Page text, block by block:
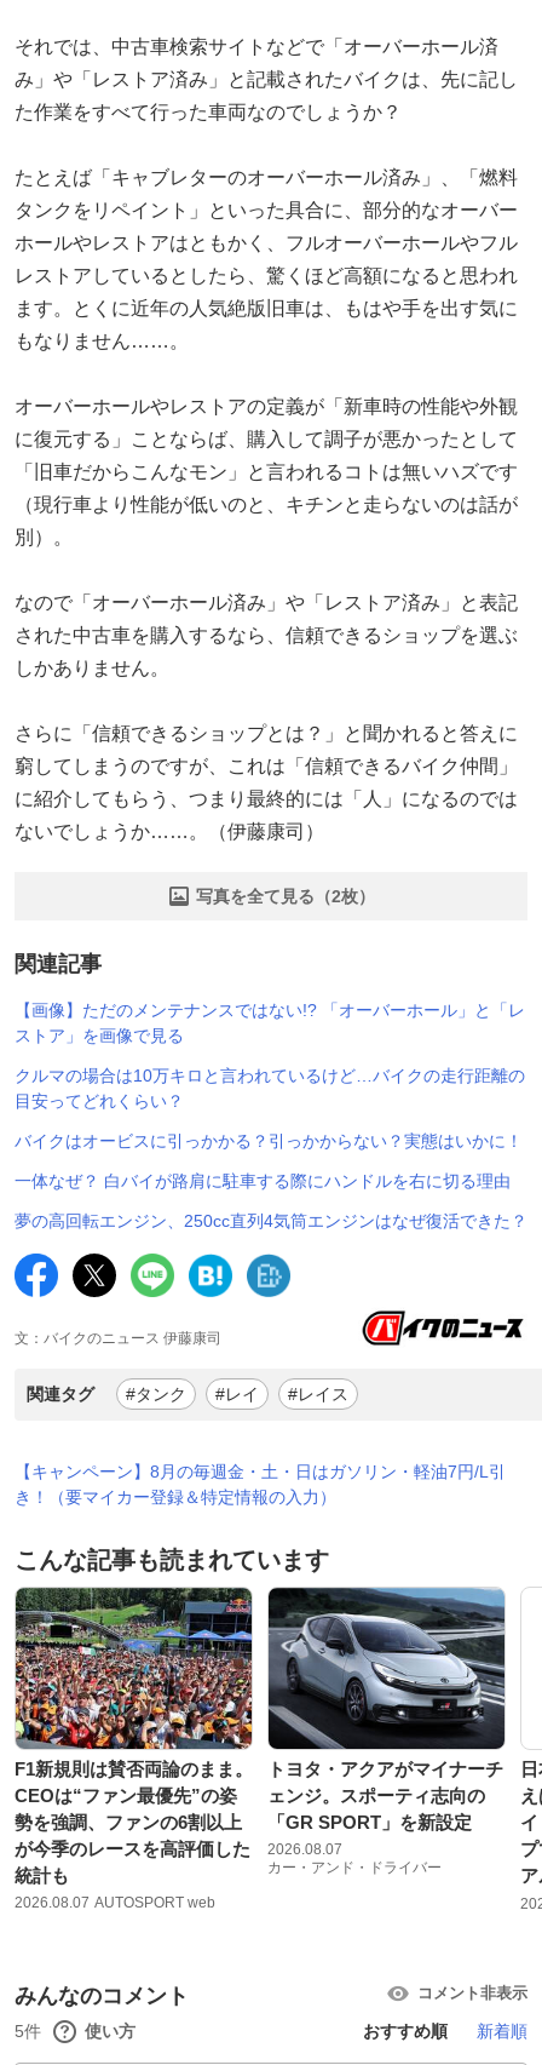
それでは、中古車検索サイトなどで「オーバーホール済
み」や「レストア済み」と記載されたバイクは、先に記し
た作業をすべて行った車両なのでしょうか？
たとえば「キャブレターのオーバーホール済み」、「燃料
タンクをリペイント」といった具合に、部分的なオーバー
ホールやレストアはともかく、フルオーバーホールやフル
レストアしているとしたら、驚くほど高額になると思われ
ます。とくに近年の人気絶版旧車は、もはや手を出す気に
もなりません……。
オーバーホールやレストアの定義が「新車時の性能や外観
に復元する」ことならば、購入して調子が悪かったとして
「旧車だからこんなモン」と言われるコトは無いハズです
（現行車より性能が低いのと、キチンと走らないのは話が
別）。
なので「オーバーホール済み」や「レストア済み」と表記
された中古車を購入するなら、信頼できるショップを選ぶ
しかありません。
さらに「信頼できるショップとは？」と聞かれると答えに
窮してしまうのですが、これは「信頼できるバイク仲間」
に紹介してもらう、つまり最終的には「人」になるのでは
ないでしょうか……。（伊藤康司）
写真を全て見る（2枚）
関連記事
【画像】ただのメンテナンスではない!? 「オーバーホール」と「レ
ストア」を画像で見る
クルマの場合は10万キロと言われているけど…バイクの走行距離の
目安ってどれくらい？
バイクはオービスに引っかかる？引っかからない？実態はいかに！
一体なぜ？ 白バイが路肩に駐車する際にハンドルを右に切る理由
夢の高回転エンジン、250cc直列4気筒エンジンはなぜ復活できた？
文：バイクのニュース 伊藤康司
関連タグ #タンク #レイ #レイス
【キャンペーン】8月の毎週金・土・日はガソリン・軽油7円/L引
き！（要マイカー登録＆特定情報の入力）
こんな記事も読まれています
F1新規則は賛否両論のまま。
CEOは“ファン最優先”の姿
勢を強調、ファンの6割以上
が今季のレースを高評価した
統計も
2026.08.07 AUTOSPORT web
トヨタ・アクアがマイナーチ
ェンジ。スポーティ志向の
「GR SPORT」を新設定
2026.08.07
カー・アンド・ドライバー
みんなのコメント コメント非表示
5件 使い方 おすすめ順 新着順